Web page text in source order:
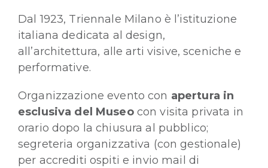
Dal 1923, Triennale Milano è l’istituzione
italiana dedicata al design,
all’architettura, alle arti visive, sceniche e
performative.
Organizzazione evento con apertura in
esclusiva del Museocon visita privata in
orario dopo la chiusura al pubblico;
segreteria organizzativa (con gestionale)
per accrediti ospiti e invio mail di